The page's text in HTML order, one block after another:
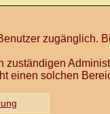
zugänglich.
zuständigen
einen solchen